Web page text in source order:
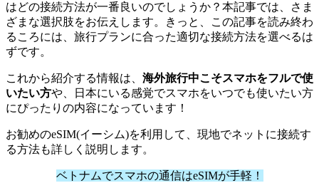
はどの接続方法が一番良いのでしょうか？本記事では、さま
ざまな選択肢をお伝えします。きっと、この記事を読み終わ
るころには、旅行プランに合った適切な接続方法を選べるは
ずです。
これから紹介する情報は、 海外旅行中こそスマホをフルで使
いたい方や、日本にいる感覚でスマホをいつでも使いたい方
にぴったりの内容になっています！
お勧めのeSIM(イーシム)を利用して、現地でネットに接続す
る方法も詳しく説明します。
ベトナムでスマホの通信はeSIMが手軽！